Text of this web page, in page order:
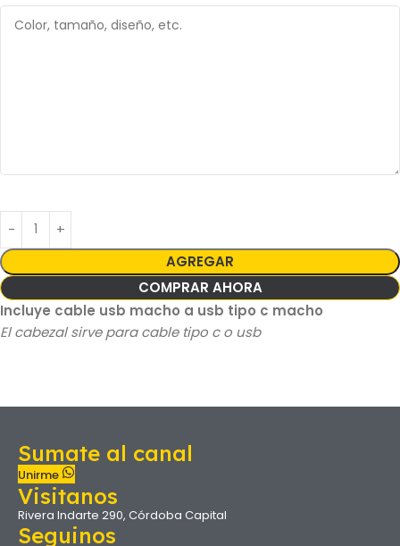
AGREGAR
COMPRAR AHORA
Incluye cable usb macho a usb tipo c macho
El cabezal sirve para cable tipo c o usb
Sumate al canal
Unirme
Visitanos
Rivera Indarte 290, Córdoba Capital
Seguinos